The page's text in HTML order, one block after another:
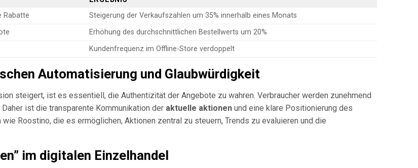
Rabatte
Steigerung der Verkaufszahlen um 35% innerhalb eines Monats
Erhöhung des durchschnittlichen Bestellwerts um 20%
Kundenfrequenz im Offline-Store verdoppelt
Automatisierung und Glaubwürdigkeit
steigert, ist es essentiell, die Authentizität der Angebote zu wahren. Verbraucher werden zunehmend
ist die transparente Kommunikation der aktuelle aktionenund eine klare Positionierung des
Roostino, die es ermöglichen, Aktionen zentral zu steuern, Trends zu evaluieren und die
im digitalen Einzelhandel